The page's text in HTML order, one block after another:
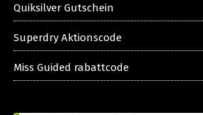
Quiksilver Gutschein
Superdry Aktionscode
Miss Guided rabattcode